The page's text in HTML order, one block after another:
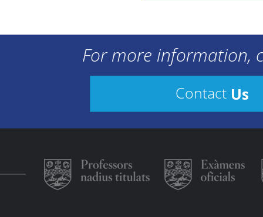
For more information,
Contact Us